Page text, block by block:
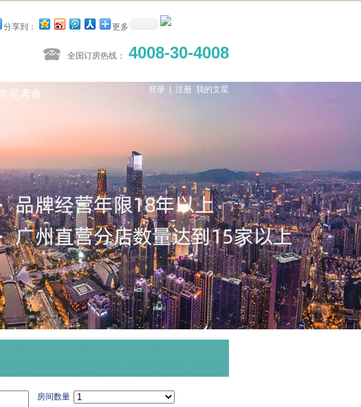
分享到： 更多
全国订房热线： 4008-30-4008
文星素食 登录 | 注册 我的文星
房间数量